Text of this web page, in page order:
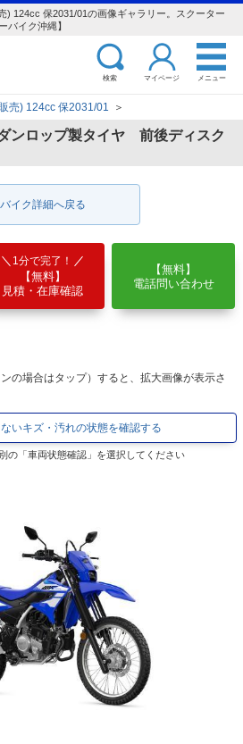
) 124cc 保2031/01の画像ギャラリー。スクーター
バイク沖縄】
検索 マイページ メニュー
売) 124cc 保2031/01 ＞
ンロップ製タイヤ 前後ディスク
バイク詳細へ戻る
1分で完了！
【無料】
見積・在庫確認
【無料】
電話問い合わせ
の場合はタップ）すると、拡大画像が表示さ
いキズ・汚れの状態を確認する
の「車両状態確認」を選択してください